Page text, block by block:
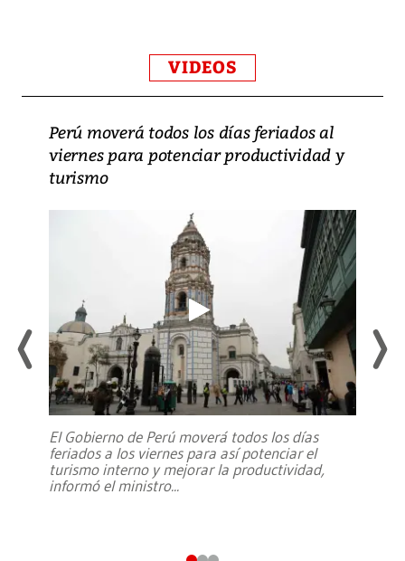
VIDEOS
Perú moverá todos los días feriados al
viernes para potenciar productividad y
turismo
El Gobierno de Perú moverá todos los días
feriados a los viernes para así potenciar el
turismo interno y mejorar la productividad,
informó el ministro...